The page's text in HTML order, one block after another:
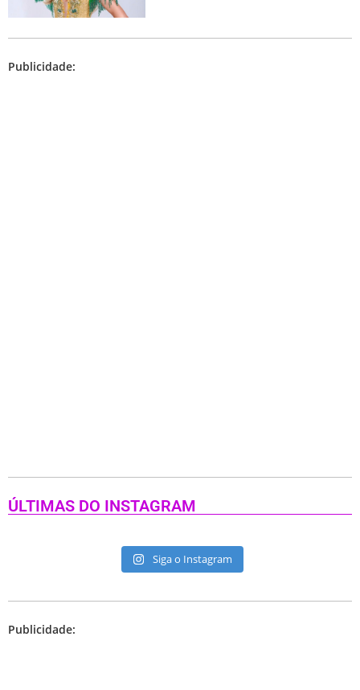
Publicidade:
ÚLTIMAS DO INSTAGRAM
Siga o Instagram
Publicidade: